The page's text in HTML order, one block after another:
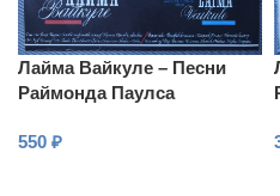
Лайма Вайкуле – Песни
Раймонда Паулса
550 ₽